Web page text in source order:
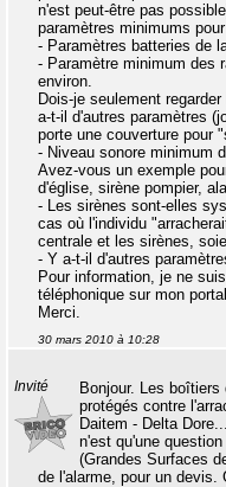
n'est peut-être pas
paramètres minimums
- Paramètres batteries de
- Paramètre minimum des
environ.
Dois-je seulement
a-t-il d'autres paramètres
porte une couverture pour
- Niveau sonore minimum
Avez-vous un exemple
d'église, sirène pompier,
- Les sirènes sont-elles
cas où l'individu
centrale et les sirènes,
- Y a-t-il d'autres
Pour information, je ne
téléphonique sur mon
Merci.
30 mars 2010 à 10:28
Invité
Bonjour. Les
protégés contre
Daitem - Delta
n'est qu'une
(Grandes Surfaces
de l'alarme, pour un devis.